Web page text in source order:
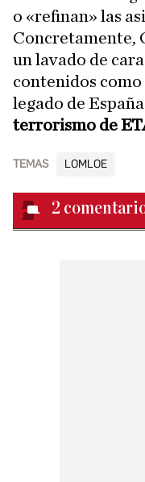
o «refinan» las
Concretamente,
un lavado de
contenidos como
legado de
terrorismo de
TEMAS LOMLOE
2